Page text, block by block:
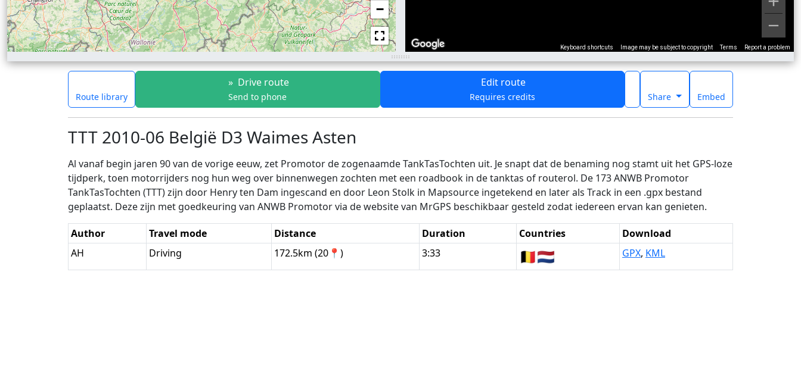
−
Keyboard shortcuts Image may be subject to copyright Terms Report a problem
Route library
» Drive route
Send to phone
Edit route
Requires credits Share Embed
TTT 2010-06 België D3 Waimes Asten
Al vanaf begin jaren 90 van de vorige eeuw, zet Promotor de zogenaamde TankTasTochten uit. Je snapt dat de benaming nog stamt uit het GPS-loze
tijdperk, toen motorrijders nog hun weg over binnenwegen zochten met een roadbook in de tanktas of routerol. De 173 ANWB Promotor
TankTasTochten (TTT) zijn door Henry ten Dam ingescand en door Leon Stolk in Mapsource ingetekend en later als Track in een .gpx bestand
geplaatst. Deze zijn met goedkeuring van ANWB Promotor via de website van MrGPS beschikbaar gesteld zodat iedereen ervan kan genieten.
Author Travel mode Distance Duration Countries
Download
AH
Driving 172.5km (20📍) 3:33 🇧🇪🇳🇱 GPX, KML